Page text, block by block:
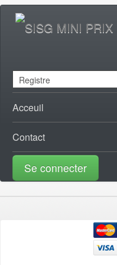
Acceuil
Contact
Se connecter
ACCESSOIRES TELE [0]